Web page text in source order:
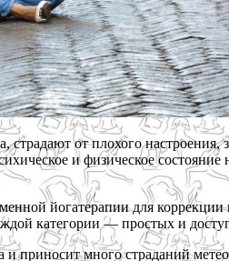
страдают от плохого
и физическое
йогатерапии для
категории — простых и
и приносит много страданий